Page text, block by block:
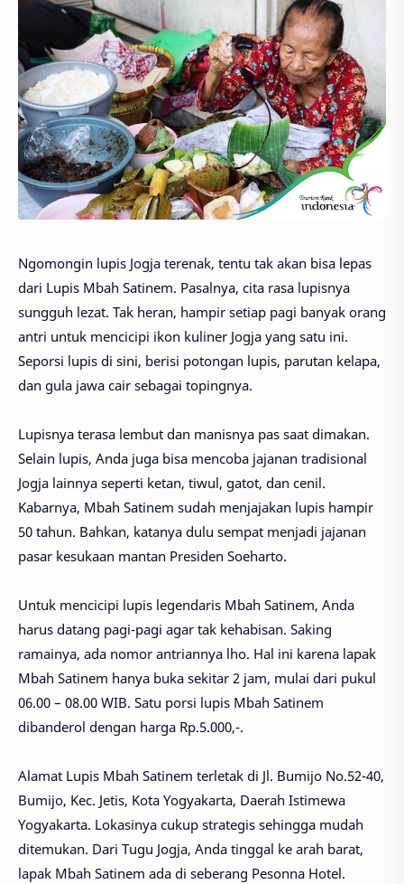
Ngomongin lupis Jogja terenak, tentu tak akan bisa lepas
dari Lupis Mbah Satinem. Pasalnya, cita rasa lupisnya
sungguh lezat. Tak heran, hampir setiap pagi banyak orang
antri untuk mencicipi ikon kuliner Jogja yang satu ini.
Seporsi lupis di sini, berisi potongan lupis, parutan kelapa,
dan gula jawa cair sebagai topingnya.
Lupisnya terasa lembut dan manisnya pas saat dimakan.
Selain lupis, Anda juga bisa mencoba jajanan tradisional
Jogja lainnya seperti ketan, tiwul, gatot, dan cenil.
Kabarnya, Mbah Satinem sudah menjajakan lupis hampir
50 tahun. Bahkan, katanya dulu sempat menjadi jajanan
pasar kesukaan mantan Presiden Soeharto.
Untuk mencicipi lupis legendaris Mbah Satinem, Anda
harus datang pagi-pagi agar tak kehabisan. Saking
ramainya, ada nomor antriannya lho. Hal ini karena lapak
Mbah Satinem hanya buka sekitar 2 jam, mulai dari pukul
06.00 – 08.00 WIB. Satu porsi lupis Mbah Satinem
dibanderol dengan harga Rp.5.000,-.
Alamat Lupis Mbah Satinem terletak di Jl. Bumijo No.52-40,
Bumijo, Kec. Jetis, Kota Yogyakarta, Daerah Istimewa
Yogyakarta. Lokasinya cukup strategis sehingga mudah
ditemukan. Dari Tugu Jogja, Anda tinggal ke arah barat,
lapak Mbah Satinem ada di seberang Pesonna Hotel.